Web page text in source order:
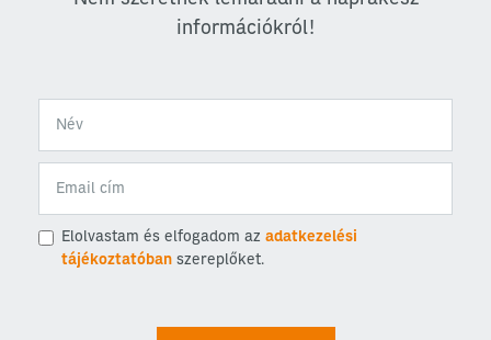
információkról!
Elolvastam és elfogadom azadatkezelési
tájékoztatóban szereplőket.